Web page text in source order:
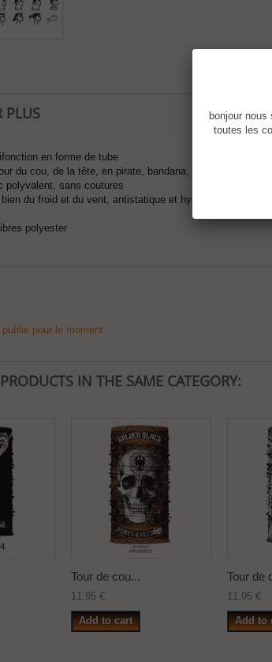
PLUS
en forme de tube
du cou, de la tête, en pirate, bandana, bonnet, au bras,
polyvalent, sans coutures
du froid et du vent, antistatique et hydrofuge
polyester
pour le moment.
IN THE SAME CATEGORY:
Tour de cou...
11,95 €
Add to cart
Tour de
11,95 €
Add to
bonjour
toutes les